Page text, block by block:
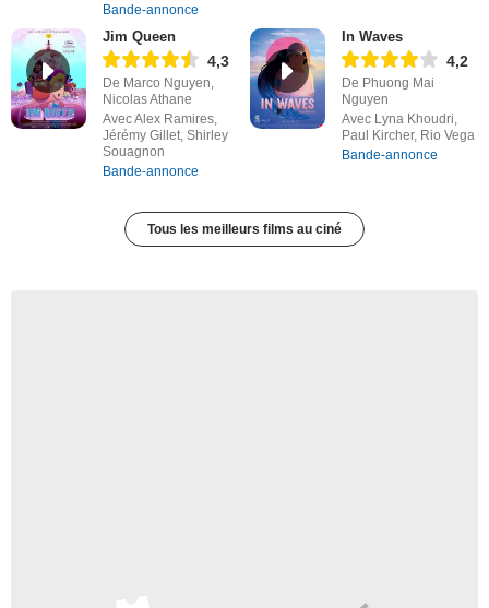
Bande-annonce
Jim Queen
4,3
De Marco Nguyen,
Nicolas Athane
Avec Alex Ramires,
Jérémy Gillet, Shirley
Souagnon
Bande-annonce
In Waves
4,2
De Phuong Mai
Nguyen
Avec Lyna Khoudri,
Paul Kircher, Rio Vega
Bande-annonce
Tous les meilleurs films au ciné